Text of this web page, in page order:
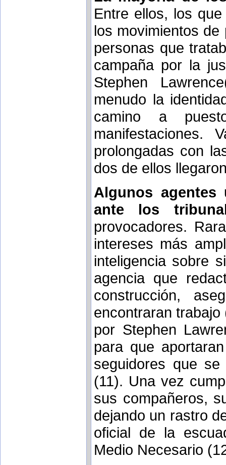
Entre ellos, los
los movimientos
personas que
campaña por la
Stephen
menudo la
camino a
manifestaciones.
prolongadas con
dos de ellos
Algunos agentes
ante los
provocadores.
intereses más
inteligencia sobre
agencia que
construcción,
encontraran
por Stephen
para que
seguidores que
(11). Una vez
sus compañeros,
dejando un rastro
oficial de la
Medio Necesario